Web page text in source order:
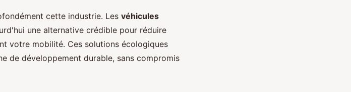
cette industrie. Les véhicules
une alternative crédible pour réduire
votre mobilité. Ces solutions écologiques
de développement durable, sans compromis